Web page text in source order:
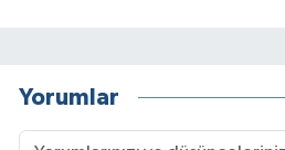
Yorumlar